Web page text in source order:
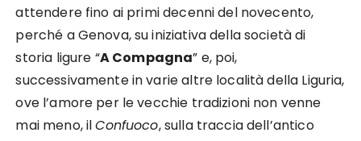
attendere fino ai primi decenni del novecento,
perché a Genova, su iniziativa della società di
storia ligure “A Compagna” e, poi,
successivamente in varie altre località della Liguria,
ove l’amore per le vecchie tradizioni non venne
mai meno, ilConfuoco, sulla traccia dell’antico